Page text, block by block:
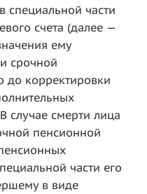
специальной части
счета (далее —
ему
срочной
до корректировки
случае смерти лица
пенсионной
части его
в виде